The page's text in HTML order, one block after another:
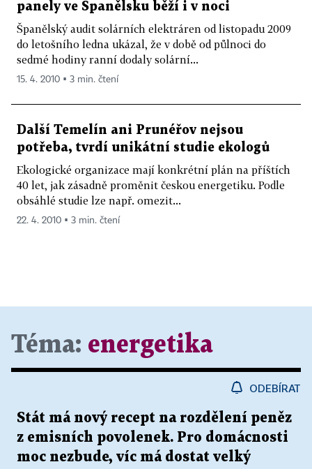
panely ve Španělsku běží i v noci
Španělský audit solárních elektráren od listopadu 2009
do letošního ledna ukázal, že v době od půlnoci do
sedmé hodiny ranní dodaly solární...
15. 4. 2010 ▪ 3 min. čtení
Další Temelín ani Prunéřov nejsou
potřeba, tvrdí unikátní studie ekologů
Ekologické organizace mají konkrétní plán na příštích
40 let, jak zásadně proměnit českou energetiku. Podle
obsáhlé studie lze např. omezit...
22. 4. 2010 ▪ 3 min. čtení
Téma: energetika
ODEBÍRAT
Stát má nový recept na rozdělení peněz
z emisních povolenek. Pro domácnosti
moc nezbude, víc má dostat velký